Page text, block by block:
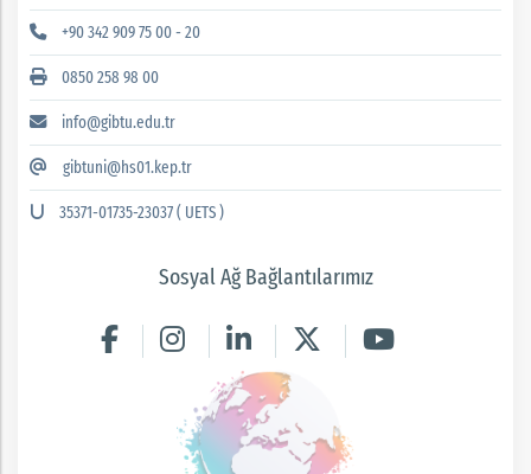
+90 342 909 75 00 - 20
0850 258 98 00
info@gibtu.edu.tr
gibtuni@hs01.kep.tr
35371-01735-23037 ( UETS )
Sosyal Ağ Bağlantılarımız